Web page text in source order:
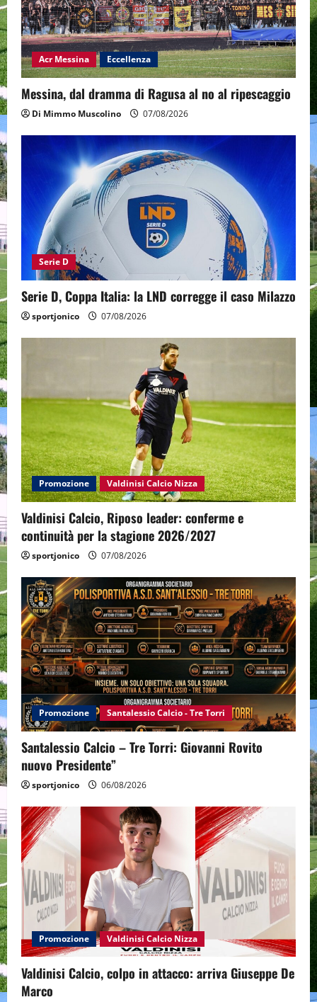
Acr Messina Eccellenza
Messina, dal dramma di Ragusa al no al ripescaggio
Di Mimmo Muscolino 07/08/2026
Serie D
Serie D, Coppa Italia: la LND corregge il caso Milazzo
sportjonico 07/08/2026
Promozione Valdinisi Calcio Nizza
Valdinisi Calcio, Riposo leader: conferme e
continuità per la stagione 2026/2027
sportjonico 07/08/2026
Promozione Santalessio Calcio - Tre Torri
Santalessio Calcio – Tre Torri: Giovanni Rovito
nuovo Presidente”
sportjonico 06/08/2026
Promozione Valdinisi Calcio Nizza
Valdinisi Calcio, colpo in attacco: arriva Giuseppe De
Marco